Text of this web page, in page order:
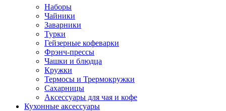
Наборы
Чайники
Заварники
Турки
Гейзерные кофеварки
Фрэнч-прессы
Чашки и блюдца
Кружки
Термосы и Трермокружки
Сахарницы
Аксессуары для чая и кофе
Кухонные аксессуары